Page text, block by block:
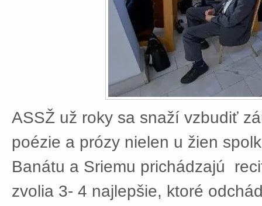
ASSŽ už roky sa snaží vzbudiť
poézie a prózy nielen u žien
Banátu a Sriemu prichádzajú
zvolia 3- 4 najlepšie, ktoré